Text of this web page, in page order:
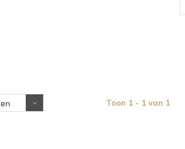
Toon 1 - 1 van 1